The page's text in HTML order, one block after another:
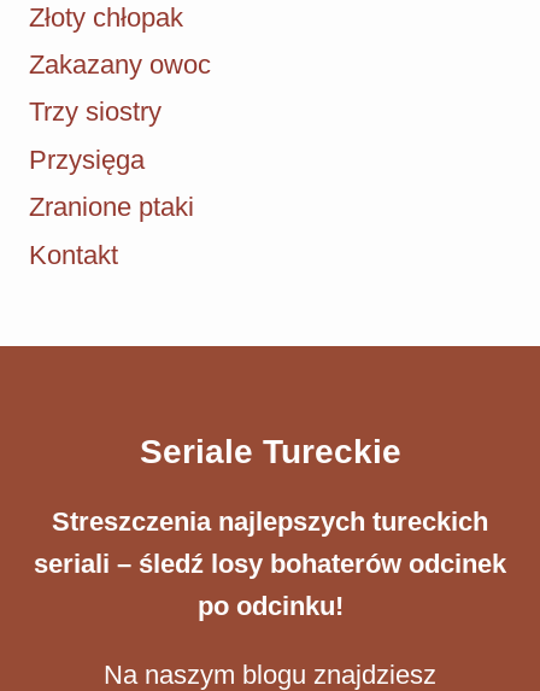
Złoty chłopak
Zakazany owoc
Trzy siostry
Przysięga
Zranione ptaki
Kontakt
Seriale Tureckie
Streszczenia ​najlepszych tureckich
seriali – śledź losy bohaterów odcinek
po odcinku!
Na naszym blogu znajdziesz